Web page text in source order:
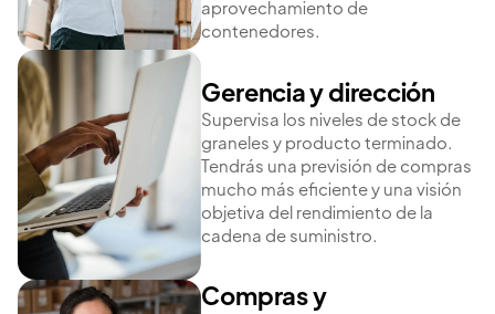
aprovechamiento de
contenedores.
Gerencia y dirección
Supervisa los niveles de stock de
graneles y producto terminado.
Tendrás una previsión de compras
mucho más eficiente y una visión
objetiva del rendimiento de la
cadena de suministro.
Compras y